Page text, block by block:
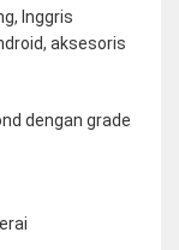
Inggris
aksesoris
dengan grade